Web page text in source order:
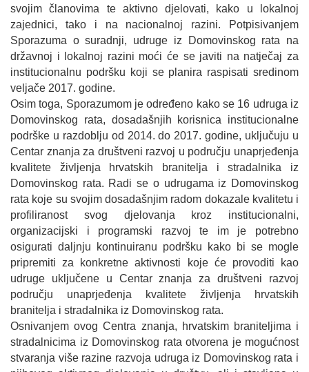
svojim članovima te aktivno djelovati, kako u lokalnoj
zajednici, tako i na nacionalnoj razini. Potpisivanjem
Sporazuma o suradnji, udruge iz Domovinskog rata na
državnoj i lokalnoj razini moći će se javiti na natječaj za
institucionalnu podršku koji se planira raspisati sredinom
veljače 2017. godine.
Osim toga, Sporazumom je određeno kako se 16 udruga iz
Domovinskog rata, dosadašnjih korisnica institucionalne
podrške u razdoblju od 2014. do 2017. godine, uključuju u
Centar znanja za društveni razvoj u području unaprjeđenja
kvalitete življenja hrvatskih branitelja i stradalnika iz
Domovinskog rata. Radi se o udrugama iz Domovinskog
rata koje su svojim dosadašnjim radom dokazale kvalitetu i
profiliranost svog djelovanja kroz institucionalni,
organizacijski i programski razvoj te im je potrebno
osigurati daljnju kontinuiranu podršku kako bi se mogle
pripremiti za konkretne aktivnosti koje će provoditi kao
udruge uključene u Centar znanja za društveni razvoj
području unaprjeđenja kvalitete življenja hrvatskih
branitelja i stradalnika iz Domovinskog rata.
Osnivanjem ovog Centra znanja, hrvatskim braniteljima i
stradalnicima iz Domovinskog rata otvorena je mogućnost
stvaranja više razine razvoja udruga iz Domovinskog rata i